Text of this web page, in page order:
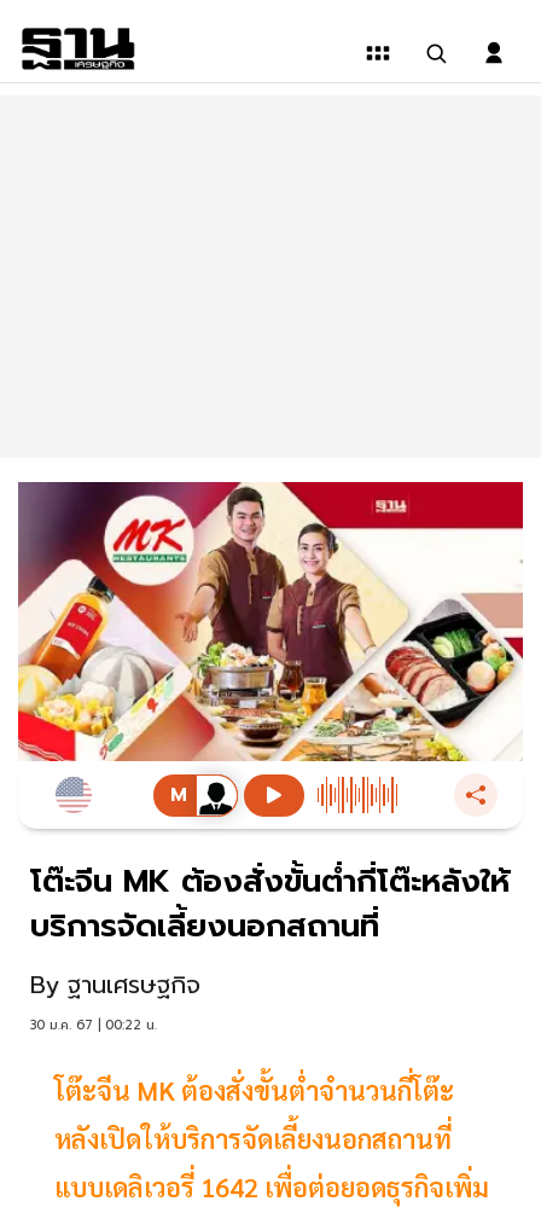
โต๊ะจีน MK ต้องสั่งขั้นต่ำกี่โต๊ะหลังให้
บริการจัดเลี้ยงนอกสถานที่
By ฐานเศรษฐกิจ
30 ม.ค. 67 | 00:22 น.
โต๊ะจีน MK ต้องสั่งขั้นต่ำจำนวนกี่โต๊ะ
หลังเปิดให้บริการจัดเลี้ยงนอกสถานที่
แบบเดลิเวอรี่ 1642 เพื่อต่อยอดธุรกิจเพิ่ม